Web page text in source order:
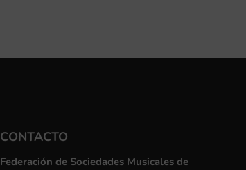
CONTACTO
Federación de Sociedades Musicales de